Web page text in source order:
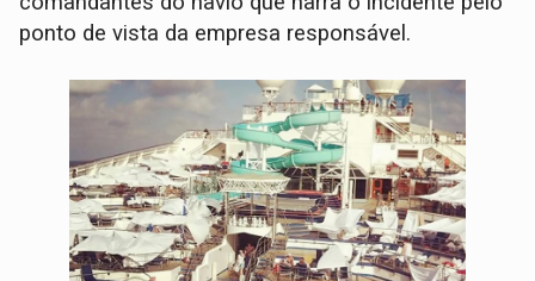
ponto de vista da empresa responsável.